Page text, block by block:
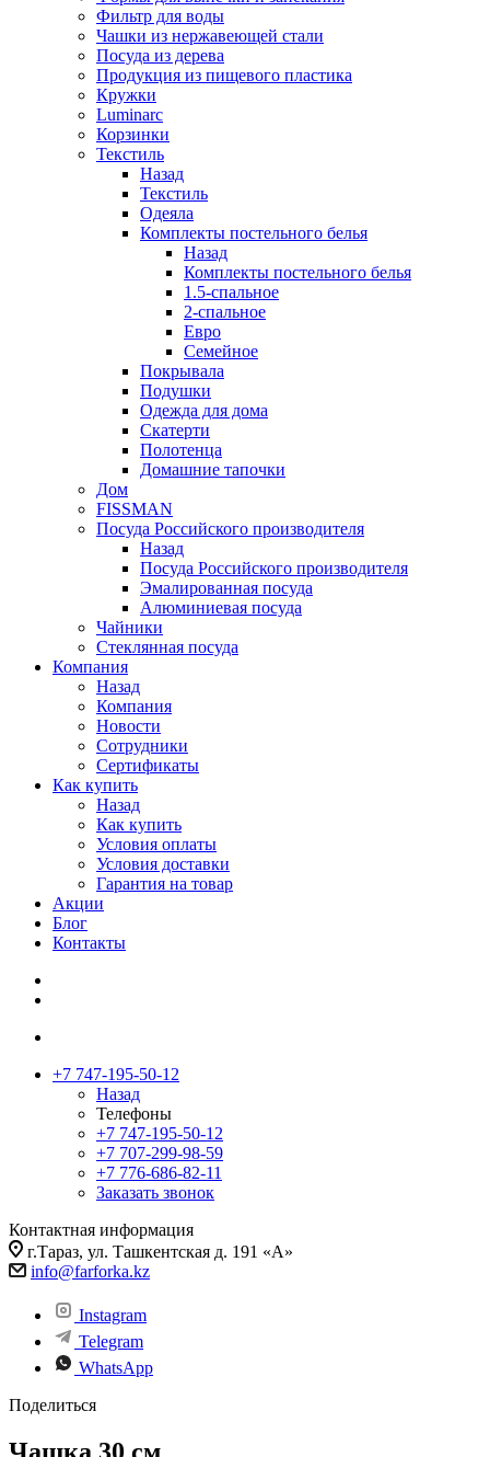
Фильтр для воды
Чашки из нержавеющей стали
Посуда из дерева
Продукция из пищевого пластика
Кружки
Luminarc
Корзинки
Текстиль
Назад
Текстиль
Одеяла
Комплекты постельного белья
Назад
Комплекты постельного белья
1.5-спальное
2-спальное
Евро
Семейное
Покрывала
Подушки
Одежда для дома
Скатерти
Полотенца
Домашние тапочки
Дом
FISSMAN
Посуда Российского производителя
Назад
Посуда Российского производителя
Эмалированная посуда
Алюминиевая посуда
Чайники
Стеклянная посуда
Компания
Назад
Компания
Новости
Сотрудники
Сертификаты
Как купить
Назад
Как купить
Условия оплаты
Условия доставки
Гарантия на товар
Акции
Блог
Контакты
+7 747-195-50-12
Назад
Телефоны
+7 747-195-50-12
+7 707-299-98-59
+7 776-686-82-11
Заказать звонок
Контактная информация
г.Тараз, ул. Ташкентская д. 191 «А»
info@farforka.kz
Instagram
Telegram
WhatsApp
Поделиться